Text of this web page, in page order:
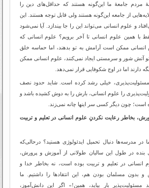
مردم جامعۀ ما این‌گونه هستند که حداقل‌های دین را
از جامعه این‌گونه هستند ولی قابل توجه هستند. این
و علوم انسانی می‌تواند این را جا بیندازد. آیا نمی‌شود
با همین علوم انسانی تا آخر برویم؟ علوم انسانی که
ممکن است آرامش به تو بدهند، اما حماسه‌ خلق
تو آتش شور و سرمستی ایجاد نمی‌کنند، علوم انسانی ممکن
دارند اما در اوج شکوفایی قرار نمی‌دهد.
خیلی رشد کرده است. شاید حدود نصف
را علوم انسانی، بارش را به دوش کشیده باشد و
چون دیگر کسی سر اینها چانه نمی‌زند.
بخاطر رعایت نکردنِ علوم انسانی در تعلیم و تربیت
مدرسه‌ها دنبال تحمیل ایدئولوژی هستید؟ درحالی‌که
بنده در طول این سالیان طولانی از آموزش و پرورش،
انسانی در تعلیم و تربیت بوده است، نه بخاطر خدا و
و بدون مسلمان بودن هم، این انتقادها را داشتیم. ما
مسئولیت‌پذیر بار بیاید، همین!» اگر این دانش‌آموز،